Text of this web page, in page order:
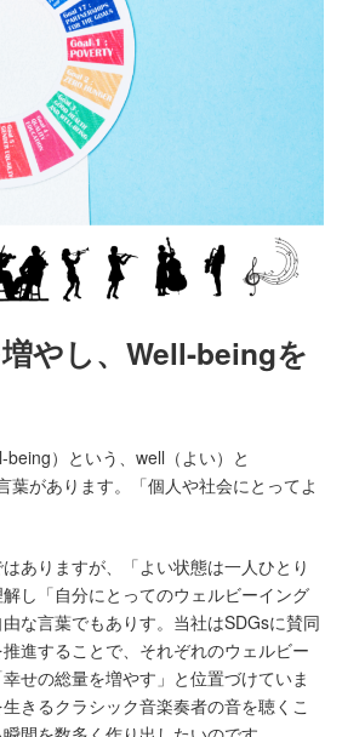
やし、Well-beingを
）という、well（よい）と
葉があります。「個人や社会にとってよ
ありますが、「よい状態は一人ひとり
し「自分にとってのウェルビーイング
な言葉でもありす。当社はSDGsに賛同
進することで、それぞれのウェルビー
せの総量を増やす」と位置づけていま
きるクラシック音楽奏者の音を聴くこ